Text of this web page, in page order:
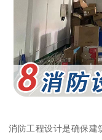
消防工程设计是确保建